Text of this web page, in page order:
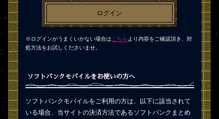
ログイン
※ログインがうまくいかない場合は こちら より内容をご確認頂き、対
処方法をお試しくださいませ。
ソフトバンクモバイルをお使いの方へ
ソフトバンクモバイルをご利用の方は、以下に該当されて
いる場合、当サイトの決済方法であるソフトバンクまとめ